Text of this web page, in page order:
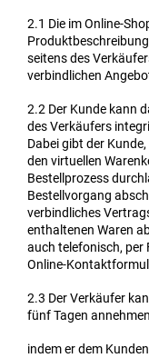
2.1 Die im Online-
seitens des
verbindlichen
2.2 Der Kunde kann
des Verkäufers
Dabei gibt der
den virtuellen
Bestellprozess
Bestellvorgang
verbindliches
enthaltenen Waren
auch telefonisch, per
Online-
2.3 Der Verkäufer
fünf Tagen
indem er dem